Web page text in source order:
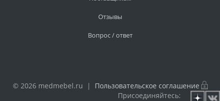
Отзывы
Вопрос / ответ
© 2026 medmebel.ru | Пользовательское соглашение
Присоединяйтесь: